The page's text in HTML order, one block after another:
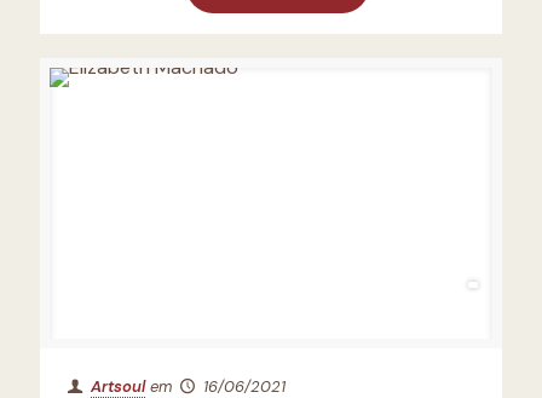
Artsoul em 16/06/2021